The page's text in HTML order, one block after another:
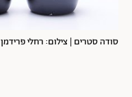
סודה סטרים | צילום: רחלי פרידמן